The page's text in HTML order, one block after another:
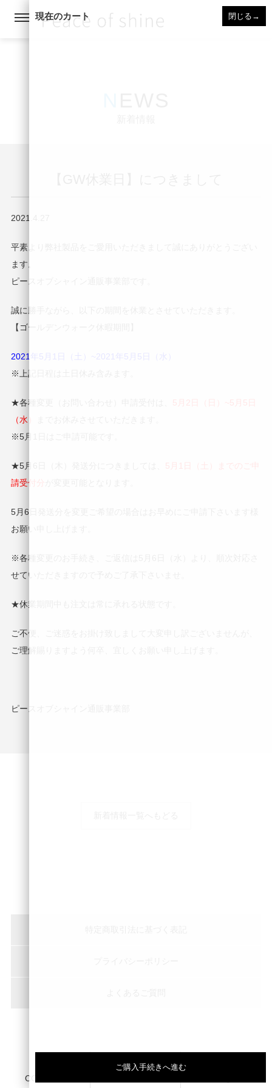
現在のカート 閉じる →
ご購入手続きへ進む
2021.4.27
平素より弊社製品をご愛用いただきまして誠にありがとうござい
ます。
ピースオブシャイン通販事業部です。
誠に勝手ながら、以下の期間を休業とさせていただきます。
【ゴールデンウォーク休暇期間】
2021年5月1日（土）~2021年5月5日（水）
※上記日程は土日休み含みます。
★各種変更（お問い合わせ）申請受付は、 5月2日（日）~5月5日
（水）
※5月1日はご申請可能です。
★5月6日（木）発送分につきましては、 5月1日（土）までのご申
請受付分
5月6日発送分を変更ご希望の場合はお早めにご申請下さいます様
お願い申し上げます。
※各種変更のお手続き、ご返信は5月6日（水）より、順次対応さ
せていただきますので予めご了承下さいませ。
★休業期間中も注文は常に承れる状態です。
ご不便、ご迷惑をお掛け致しまして大変申し訳ございませんが、
ご理解賜りますよう何卒、宜しくお願い申し上げます。
ピースオブシャイン通販事業部
CONTACT